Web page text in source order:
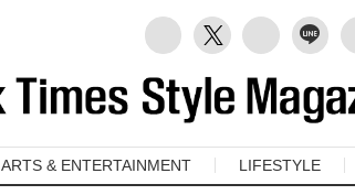
ARTS & ENTERTAINMENT LIFESTYLE